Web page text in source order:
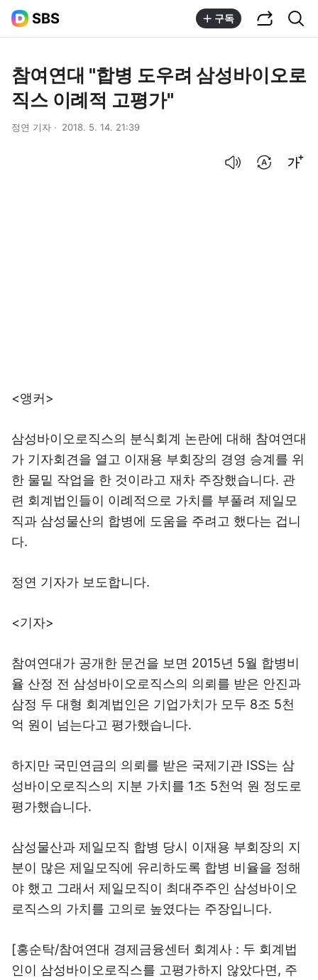
SBS 구독
참여연대 "합병 도우려 삼성바이오로
직스 이례적 고평가"
정연 기자 2018. 5. 14. 21:39
<앵커>
삼성바이오로직스의 분식회계 논란에 대해 참여연대
가 기자회견을 열고 이재용 부회장의 경영 승계를 위
한 물밑 작업을 한 것이라고 재차 주장했습니다. 관
련 회계법인들이 이례적으로 가치를 부풀려 제일모
직과 삼성물산의 합병에 도움을 주려고 했다는 겁니
다.
정연 기자가 보도합니다.
<기자>
참여연대가 공개한 문건을 보면 2015년 5월 합병비
율 산정 전 삼성바이오로직스의 의뢰를 받은 안진과
삼정 두 대형 회계법인은 기업가치가 모두 8조 5천
억 원이 넘는다고 평가했습니다.
하지만 국민연금의 의뢰를 받은 국제기관 ISS는 삼
성바이오로직스의 지분 가치를 1조 5천억 원 정도로
평가했습니다.
삼성물산과 제일모직 합병 당시 이재용 부회장의 지
분이 많은 제일모직에 유리하도록 합병 비율을 정해
야 했고 그래서 제일모직이 최대주주인 삼성바이오
로직스의 가치를 고의로 높였다는 주장입니다.
[홍순탁/참여연대 경제금융센터 회계사 : 두 회계법
인이 삼성바이오로직스를 고평가하지 않았다면, 주